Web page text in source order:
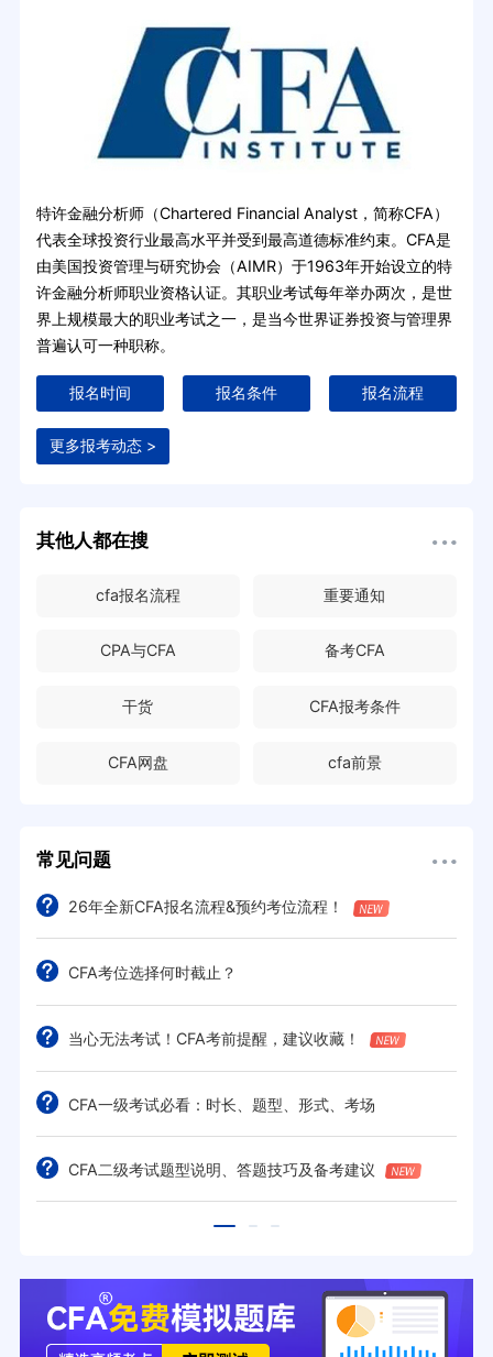
特许金融分析师（Chartered Financial Analyst，简称CFA）
代表全球投资行业最高水平并受到最高道德标准约束。CFA是
由美国投资管理与研究协会（AIMR）于1963年开始设立的特
许金融分析师职业资格认证。其职业考试每年举办两次，是世
界上规模最大的职业考试之一，是当今世界证券投资与管理界
普遍认可一种职称。
报名时间 报名条件 报名流程
更多报考动态 >
其他人都在搜
cfa报名流程 重要通知
CPA与CFA 备考CFA
干货 CFA报考条件
CFA网盘 cfa前景
常见问题
26年全新CFA报名流程&预约考位流程！
CFA考位选择何时截止？
当心无法考试！CFA考前提醒，建议收藏！
CFA一级考试必看：时长、题型、形式、考场
CFA二级考试题型说明、答题技巧及备考建议